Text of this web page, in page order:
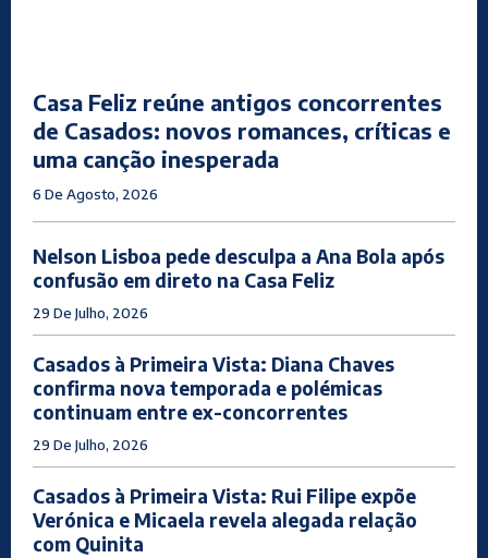
Casa Feliz reúne antigos concorrentes
de Casados: novos romances, críticas e
uma canção inesperada
6 De Agosto, 2026
Nelson Lisboa pede desculpa a Ana Bola após
confusão em direto na Casa Feliz
29 De Julho, 2026
Casados à Primeira Vista: Diana Chaves
confirma nova temporada e polémicas
continuam entre ex-concorrentes
29 De Julho, 2026
Casados à Primeira Vista: Rui Filipe expõe
Verónica e Micaela revela alegada relação
com Quinita